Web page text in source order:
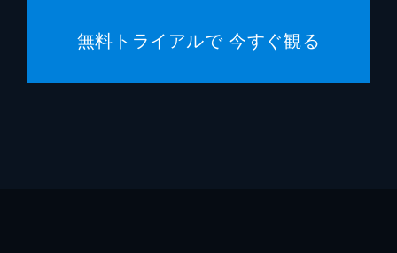
無料トライアルで 今すぐ観る